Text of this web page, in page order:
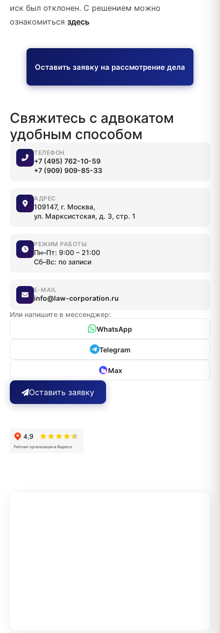
иск был отклонен. С решением можно
ознакомиться здесь
Оставить заявку на рассмотрение дела
Свяжитесь с адвокатом
удобным способом
ТЕЛЕФОН
+7 (495) 762-10-59
+7 (909) 909-85-33
АДРЕС
109147, г. Москва,
ул. Марксистская, д. 3, стр. 1
РЕЖИМ РАБОТЫ
Пн–Пт: 9:00 – 21:00
Сб–Вс: по записи
E-MAIL
info@law-corporation.ru
Или напишите в мессенджер:
WhatsApp
Telegram
Max
Оставить заявку